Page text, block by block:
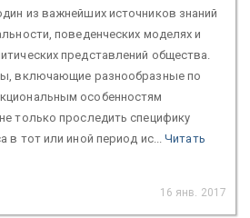
из важнейших источников знаний
поведенческих моделях и
представлений общества.
включающие разнообразные по
особенностям
только проследить специфику
в тот или иной период ис...Читать
16 янв. 2017